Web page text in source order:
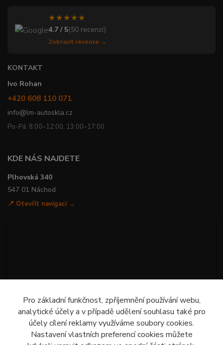
★★★★★
4.7 / 5(50 recenzí)
Zobrazit recenze →
KONTAKT
Ivo Rohan
+420 608 110 071
info@lm-autoskla.cz
Po-Pá: 8:00–12:00, 13:00–17:00
KDE NÁS NAJDETE
Plhovská 340
547 01 Náchod
📍 Otevřít navigaci →
Pro základní funkčnost, zpříjemnění používání webu,
analytické účely a v případě udělení souhlasu také pro
účely cílení reklamy využíváme soubory cookies.
Nastavení vlastních preferencí cookies můžete